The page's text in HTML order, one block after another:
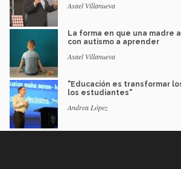
Asael Villanueva
La forma en que una madre
con autismo a aprender
Asael Villanueva
"Educación es transformar
los estudiantes"
Andrea López